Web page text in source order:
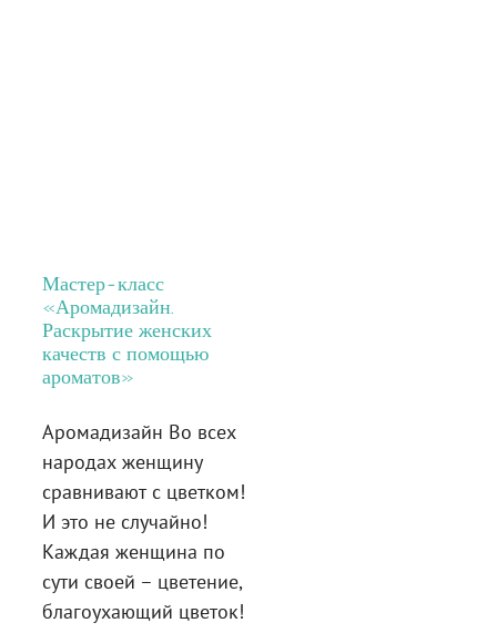
Мастер-класс
«Аромадизайн.
Раскрытие женских
качеств с помощью
ароматов»
Аромадизайн Во всех
народах женщину
сравнивают с цветком!
И это не случайно!
Каждая женщина по
сути своей – цветение,
благоухающий цветок!